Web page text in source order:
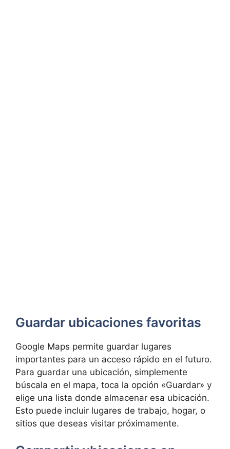
Guardar ubicaciones favoritas
Google Maps permite guardar lugares
importantes para un acceso rápido en el futuro.
Para guardar una ubicación, simplemente
búscala en el mapa, toca la opción «Guardar» y
elige una lista donde almacenar esa ubicación.
Esto puede incluir lugares de trabajo, hogar, o
sitios que deseas visitar próximamente.